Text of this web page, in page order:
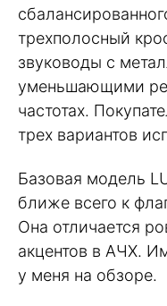
трехполосный
звуководы с
уменьшающими
частотах.
трех вариантов
Базовая модель
ближе всего к
Она отличается
акцентов в АЧХ.
у меня на обзоре.